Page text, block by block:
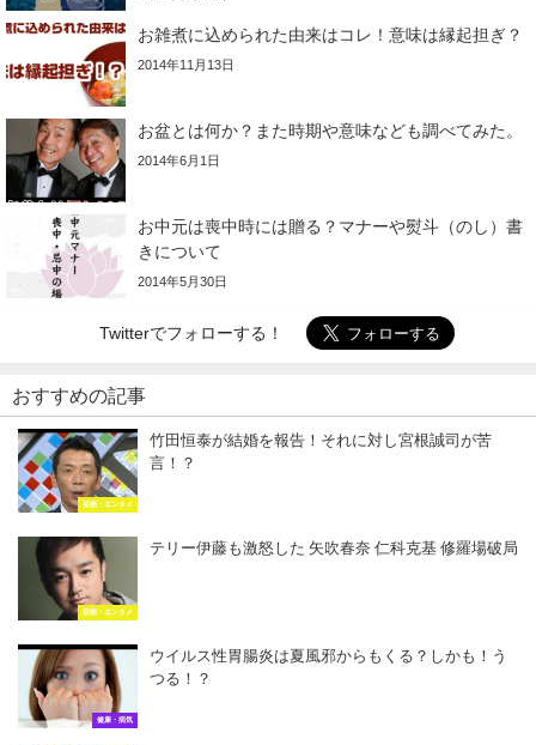
お雑煮に込められた由来はコレ！意味は縁起担ぎ？
2014年11月13日
お盆とは何か？また時期や意味なども調べてみた。
2014年6月1日
お中元は喪中時には贈る？マナーや熨斗（のし）書
きについて
2014年5月30日
Twitterでフォローする！
おすすめの記事
芸能・エンタメ
竹田恒泰が結婚を報告！それに対し宮根誠司が苦
言！？
芸能・エンタメ
テリー伊藤も激怒した 矢吹春奈 仁科克基 修羅場破局
健康・病気
ウイルス性胃腸炎は夏風邪からもくる？しかも！う
つる！？